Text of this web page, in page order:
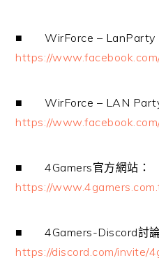
■ WirForce – LanParty
https://
■ WirForce – LAN
https://
■ 4Gamers官方網站：
https://
■ 4Gamers-Discord討
https://discord.com/invite/